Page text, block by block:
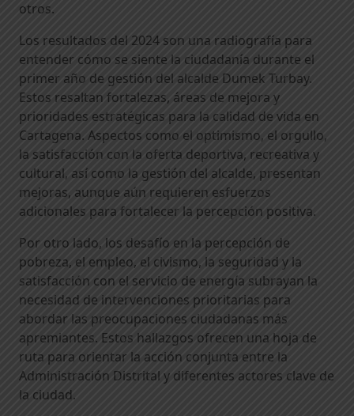
otros.
Los resultados del 2024 son una radiografía para
entender cómo se siente la ciudadanía durante el
primer año de gestión del alcalde Dumek Turbay.
Estos resaltan fortalezas, áreas de mejora y
prioridades estratégicas para la calidad de vida en
Cartagena. Aspectos como el optimismo, el orgullo,
la satisfacción con la oferta deportiva, recreativa y
cultural, así como la gestión del alcalde, presentan
mejoras, aunque aún requieren esfuerzos
adicionales para fortalecer la percepción positiva.
Por otro lado, los desafío en la percepción de
pobreza, el empleo, el civismo, la seguridad y la
satisfacción con el servicio de energía subrayan la
necesidad de intervenciones prioritarias para
abordar las preocupaciones ciudadanas más
apremiantes. Estos hallazgos ofrecen una hoja de
ruta para orientar la acción conjunta entre la
Administración Distrital y diferentes actores clave de
la ciudad.